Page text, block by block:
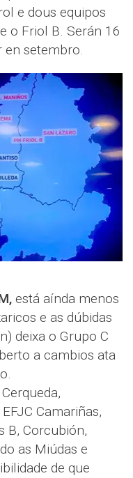
e dous equipos
o Friol B. Serán 16
en setembro.
está aínda menos
e as dúbidas
deixa o Grupo C
a cambios ata
Camariñas,
B, Corcubión,
as Miúdas e
de que